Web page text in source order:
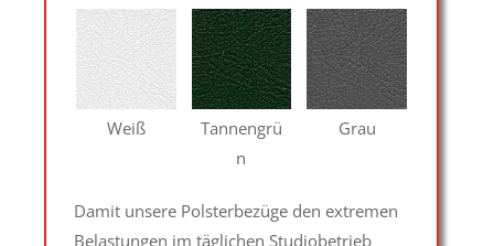
Weiß
Tannengrü
n
Grau
Damit unsere Polsterbezüge den extremen
Belastungen im täglichen Studiobetrieb